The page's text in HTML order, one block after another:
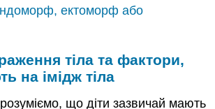
ектоморф або
тіла та фактори,
на імідж тіла
що діти зазвичай мають